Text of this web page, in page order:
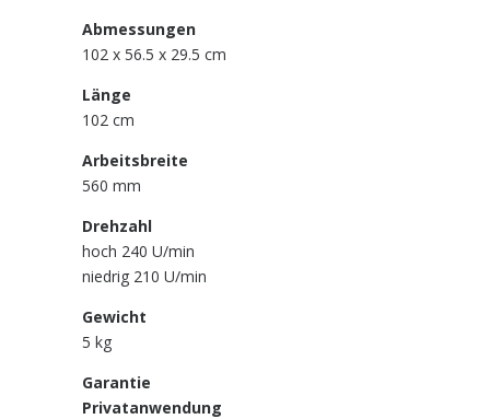
Abmessungen
102 x 56.5 x 29.5 cm
Länge
102 cm
Arbeitsbreite
560 mm
Drehzahl
hoch 240 U/min
niedrig 210 U/min
Gewicht
5 kg
Garantie
Privatanwendung